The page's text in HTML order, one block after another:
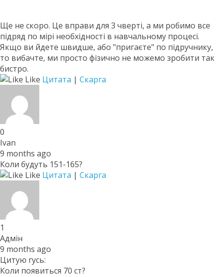
Ще не скоро. Це вправи для 3 чверті, а ми робимо все
підряд по мірі необхідності в навчальному процесі.
Якщо ви йдете швидше, або "пригаєте" по підручнику,
то вибачте, ми просто фізично не можемо зробити так
бистро.
Like Цитата | Скарга
0
Ivan
9 months ago
Коли будуть 151-165?
Like Цитата | Скарга
1
Адмін
9 months ago
Цитую гусь:
Коли появиться 70 ст?